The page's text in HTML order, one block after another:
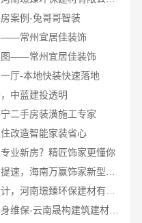
案例-兔哥哥智装
——常州宜居佳装饰
图——常州宜居佳装饰
厅-本地快装快速落地
中蓝建投透明
二手房装潢施工专家
改造智能家装省心
业新房？精匠饰家更懂你
昆明重钢装配式别墅终身维保-云南晟构建筑建材有限公司